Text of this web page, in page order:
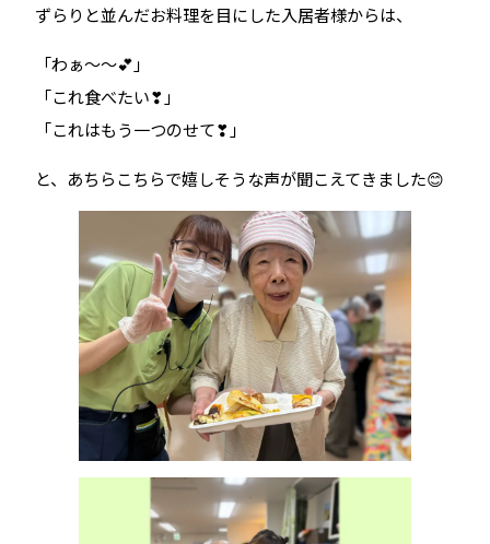
ずらりと並んだお料理を目にした入居者様からは、
「わぁ～～💕」
「これ食べたい❣」
「これはもう一つのせて❣」
と、あちらこちらで嬉しそうな声が聞こえてきました😊